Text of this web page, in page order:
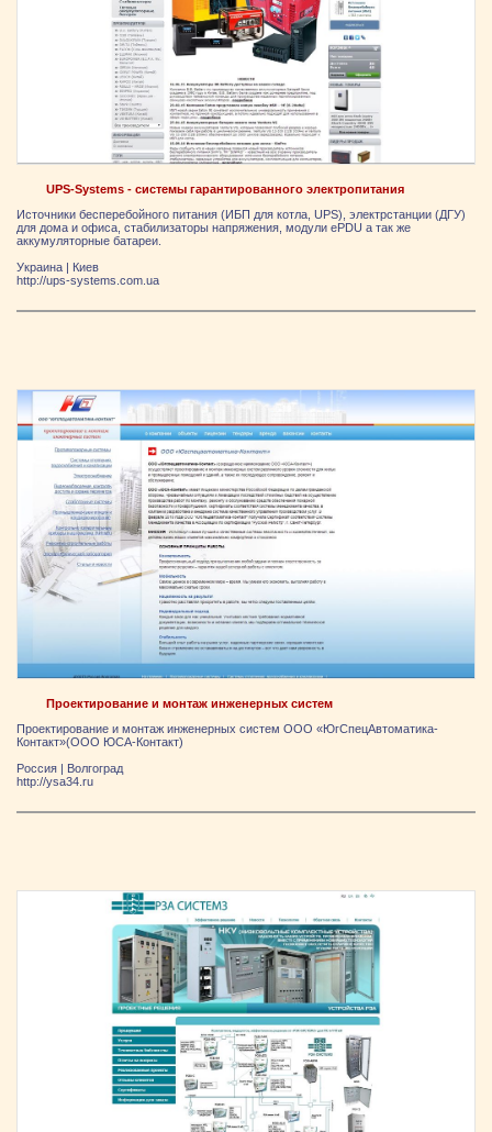
UPS-Systems - системы гарантированного электропитания
Источники бесперебойного питания (ИБП для котла, UPS), электрстанции (ДГУ)
для дома и офиса, стабилизаторы напряжения, модули ePDU а так же
аккумуляторные батареи.
Украина | Киев
http://ups-systems.com.ua
Проектирование и монтаж инженерных систем
Проектирование и монтаж инженерных систем ООО «ЮгСпецАвтоматика-
Контакт»(ООО ЮСА-Контакт)
Россия
Волгоград
http://ysa34.ru